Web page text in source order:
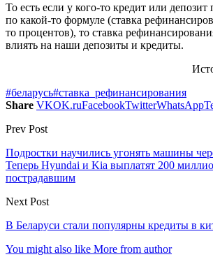
То есть если у кого-то кредит или депозит
по какой-то формуле (ставка
то процентов), то ставка
влиять на наши депозиты и кредиты.
#беларусь#ставка_рефинансирования
Share VKOK.ruFacebookTwitterWhatsApp
Prev Post
Подростки научились угонять машины
Теперь Hyundai и Kia выплатят 200
пострадавшим
Next Post
В Беларуси стали популярны кредиты в
You might also like More from author